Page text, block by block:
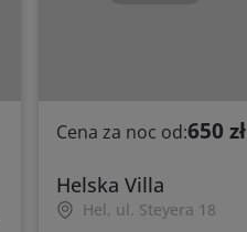
Cena za noc od:650 zł
Helska Villa
Hel, ul. Steyera 18